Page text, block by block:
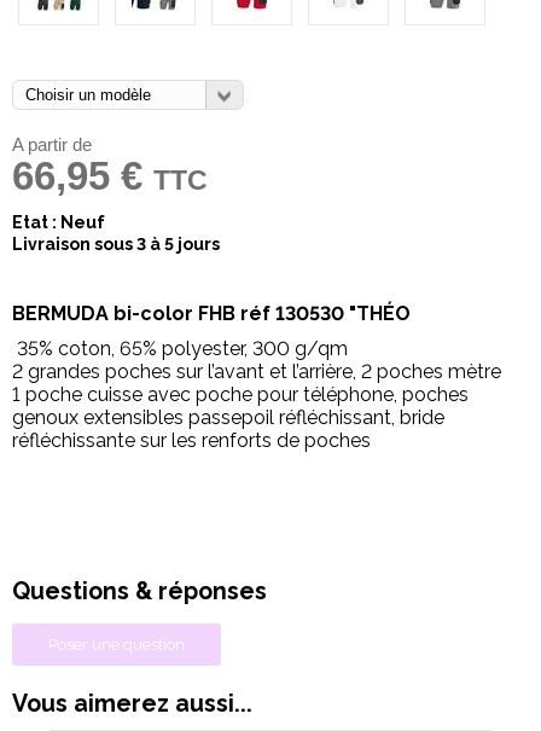
A partir de
66,95 € TTC
Etat : Neuf
Livraison sous 3 à 5 jours
BERMUDA bi-color FHB réf 130530 "THÉO
35% coton, 65% polyester, 300 g/qm
2 grandes poches sur l’avant et l’arrière, 2 poches mètre
1 poche cuisse avec poche pour téléphone, poches
genoux extensibles passepoil réfléchissant, bride
réfléchissante sur les renforts de poches
Questions & réponses
Poser une question
Vous aimerez aussi...